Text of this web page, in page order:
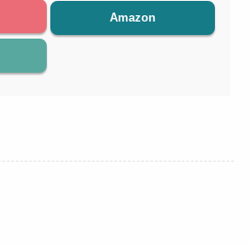
Amazon